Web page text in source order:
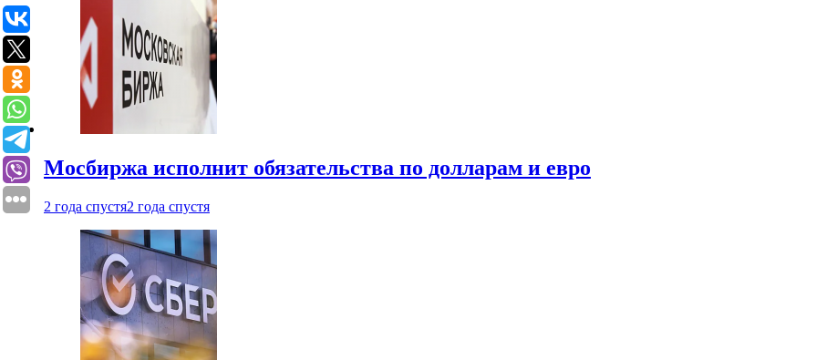
Мосбиржа исполнит обязательства по долларам и евро
2 года спустя2 года спустя